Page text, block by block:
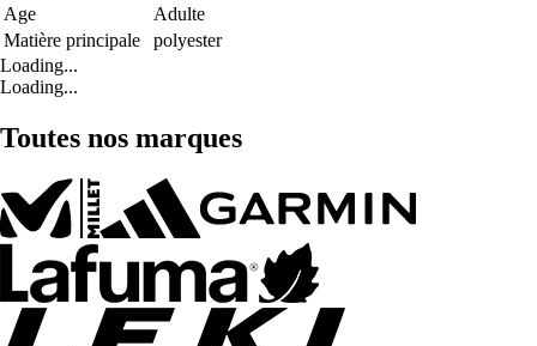
Age
Adulte
Matière principale
polyester
Loading...
Loading...
Toutes nos marques